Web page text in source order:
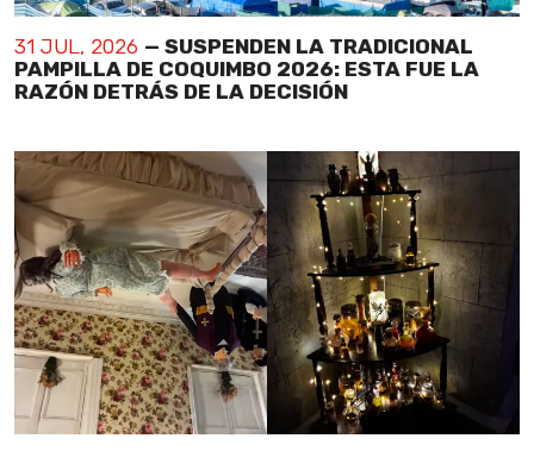
31 JUL, 2026 — SUSPENDEN LA TRADICIONAL
PAMPILLA DE COQUIMBO 2026: ESTA FUE LA
RAZÓN DETRÁS DE LA DECISIÓN